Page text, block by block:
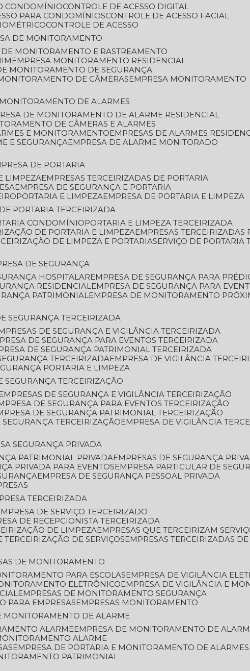
CONDOMÍNIO
CONTROLE DE ACESSO DIGITAL
PARA CONDOMÍNIOS
CONTROLE DE ACESSO FACIAL
CONTROLE DE ACESSO
DE MONITORAMENTO
DE MONITORAMENTO E RASTREAMENTO
EMPRESA MONITORAMENTO RESIDENCIAL
MONITORAMENTO DE SEGURANÇA
DE CÂMERAS
EMPRESA MONITORAMENTO
MONITORAMENTO DE ALARMES
DE MONITORAMENTO DE ALARME RESIDENCIAL
DE CÂMERAS E ALARMES
E MONITORAMENTO
EMPRESAS DE ALARMES
E SEGURANÇA
EMPRESA DE ALARME MONITORADO
DE PORTARIA
LIMPEZA
EMPRESAS TERCEIRIZADAS DE PORTARIA
EMPRESA DE SEGURANÇA E PORTARIA
PORTARIA E LIMPEZA
EMPRESA DE PORTARIA E LIMPEZA
DE PORTARIA TERCEIRIZADA
CONDOMÍNIO
PORTARIA E LIMPEZA TERCEIRIZADA
DE PORTARIA E LIMPEZA
EMPRESAS TERCEIRIZADAS
DE LIMPEZA E PORTARIA SERVIÇO DE
DE SEGURANÇA
HOSPITALAR
EMPRESA DE SEGURANÇA PARA
RESIDENCIAL
EMPRESA DE SEGURANÇA PARA
PATRIMONIAL
EMPRESA DE MONITORAMENTO
SEGURANÇA TERCEIRIZADA
DE SEGURANÇA E VIGILÂNCIA TERCEIRIZADA
DE SEGURANÇA PARA EVENTOS TERCEIRIZADA
DE SEGURANÇA PATRIMONIAL TERCEIRIZADA
TERCEIRIZADA
EMPRESA DE VIGILÂNCIA
PORTARIA E LIMPEZA
SEGURANÇA TERCEIRIZAÇÃO
EMPRESAS DE SEGURANÇA E VIGILÂNCIA TERCEIRIZAÇÃO
DE SEGURANÇA PARA EVENTOS TERCEIRIZAÇÃO
DE SEGURANÇA PATRIMONIAL TERCEIRIZAÇÃO
SEGURANÇA TERCEIRIZAÇÃO
EMPRESA DE VIGILÂNCIA
SEGURANÇA PRIVADA
PATRIMONIAL PRIVADA
EMPRESAS DE SEGURANÇA
PRIVADA PARA EVENTOS
EMPRESA PARTICULAR DE
EMPRESA DE SEGURANÇA PESSOAL PRIVADA
TERCEIRIZADA
EMPRESA DE SERVIÇO TERCEIRIZADO
DE RECEPCIONISTA TERCEIRIZADA
DE LIMPEZA
EMPRESAS QUE TERCEIRIZAM
TERCEIRIZAÇÃO DE SERVIÇOS
EMPRESAS TERCEIRIZADAS
DE MONITORAMENTO
PARA ESCOLAS
EMPRESA DE VIGILÂNCIA
ELETRÔNICO
EMPRESA DE VIGILÂNCIA E
EMPRESAS DE MONITORAMENTO SEGURANÇA
PARA EMPRESAS
EMPRESAS MONITORAMENTO
MONITORAMENTO DE ALARME
ALARME
EMPRESA DE MONITORAMENTO DE
ALARME
EMPRESA DE PORTARIA E MONITORAMENTO DE ALARMES
PATRIMONIAL